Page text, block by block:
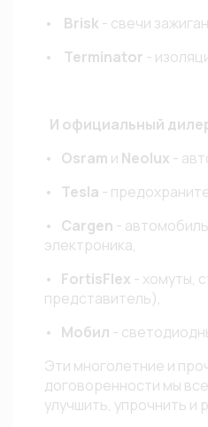
• Brisk - свечи
• Terminator -
И официальный
• Osram и Neolux -
• Tesla -
• Cargen -
электроника,
• FortisFlex - хомуты,
представитель),
• Мобил -
Эти многолетние и
договоренности мы
улучшить, упрочнить и